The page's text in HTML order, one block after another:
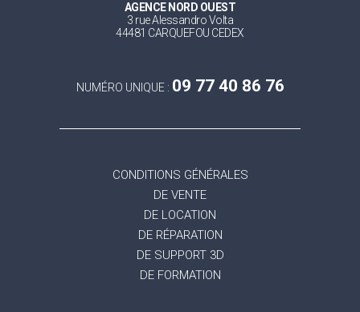
AGENCE NORD OUEST
3 rue Alessandro Volta
44481 CARQUEFOU CEDEX
NUMÉRO UNIQUE : 09 77 40 86 76
CONDITIONS GÉNÉRALES
DE VENTE
DE LOCATION
DE RÉPARATION
DE SUPPORT 3D
DE FORMATION